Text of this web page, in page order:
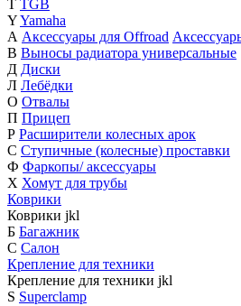
T TGB
YYamaha
А Аксессуары для Offroad
В Выносы радиатора универсальные
Д Диски
Л Лебёдки
О Отвалы
П Прицеп
Р Расширители колесных арок
С Ступичные (колесные) проставки
Ф Фаркопы/ аксессуары
Х Хомут для трубы
Коврики
Коврики jkl
Б Багажник
С Салон
Крепление для техники
Крепление для техники jkl
S Superclamp